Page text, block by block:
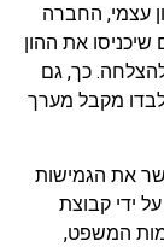
עצמי, החברה
את ההון
כך, גם
מקבל מערך
את הגמישות
הזו. עידית פייננס נוסדה בשנת 2023 על ידי קבוצת
המשפט,